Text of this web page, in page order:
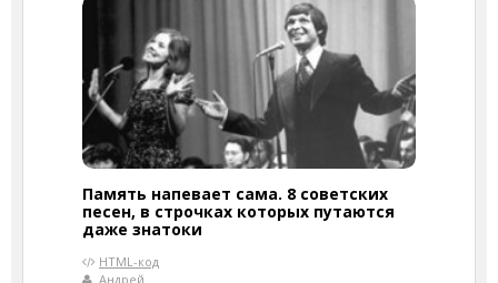
Память напевает сама. 8 советских
песен, в строчках которых путаются
даже знатоки
HTML-код
Андрей